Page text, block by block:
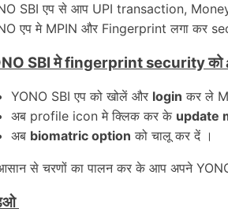
SBI एप से आप UPI transaction,
एप मे MPIN और Fingerprint लगा कर
SBI मे fingerprint security
YONO SBI एप को खोलें और login कर ले
अब profile icon मे क्लिक कर के update
अब biomatric option को चालू कर दें ।
से चरणों का पालन कर के आप अपने